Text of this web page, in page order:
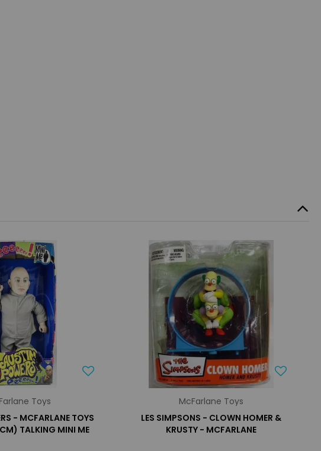
Toys
- MCFARLANE TOYS
TALKING MINI ME
McFarlane Toys
LES SIMPSONS - CLOWN HOMER &
KRUSTY - MCFARLANE